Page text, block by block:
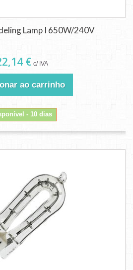
Lamp I 650W/240V
€ c/ IVA
ao carrinho
- 10 dias